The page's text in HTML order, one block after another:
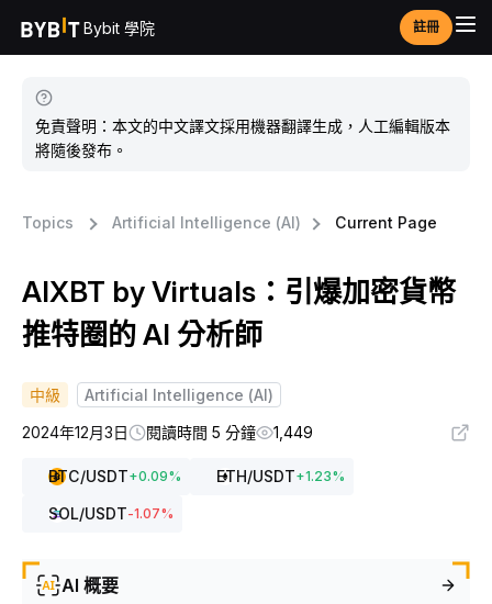
Bybit 學院 註冊
免責聲明：本文的中文譯文採用機器翻譯生成，人工編輯版本
將隨後發布。
Topics Artificial Intelligence (AI) Current Page
AIXBT by Virtuals：引爆加密貨幣
推特圈的 AI 分析師
中級
Artificial Intelligence (AI)
2024年12月3日
閱讀時間 5 分鐘 1,449
BTC/USDT+0.09% ETH/USDT+1.23%
SOL/USDT-1.07%
AI 概要